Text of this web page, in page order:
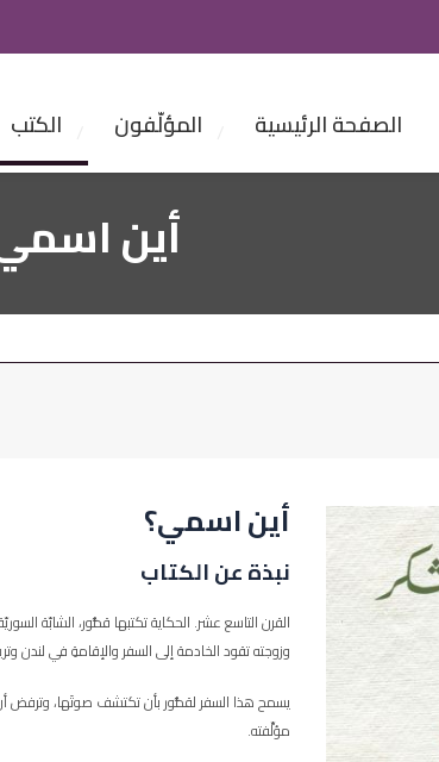
الصفحة الرئيسية المؤلّفون الكتب
أين
أين اسمي؟
نبذة عن الكتاب
القرن التاسع عشر. الحكاية تكتبها قمُّور، الشابّة
وزوجته تقود الخادمة إلى السفر والإقامةِ في لندن
مؤلِّفته.